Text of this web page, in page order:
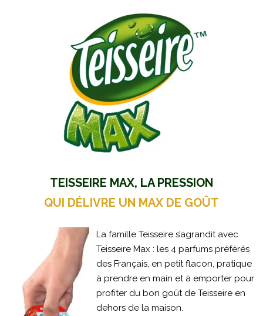
TEISSEIRE MAX, LA PRESSION
QUI DÉLIVRE UN MAX DE GOÛT
La famille Teisseire s’agrandit avec
Teisseire Max : les 4 parfums préférés
des Français, en petit flacon, pratique
à prendre en main et à emporter pour
profiter du bon goût de Teisseire en
dehors de la maison.